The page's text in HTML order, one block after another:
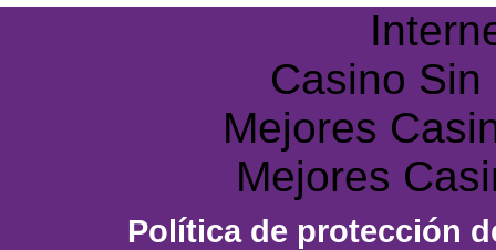
Casino
Mejores
Mejores
Política de protección